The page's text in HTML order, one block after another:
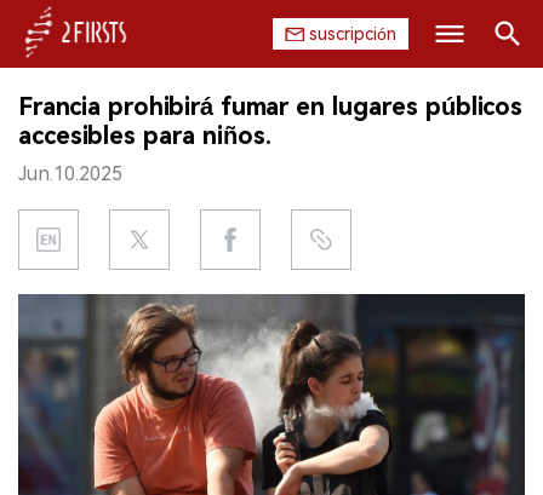
suscripción
INICIO
EMPRESA
PRODUCTO
REGULACIÓN
CHINA
DATOS
EXPOSICIÓN
Buscar
Francia prohibirá fumar en lugares públicos
accesibles para niños.
Jun.10.2025